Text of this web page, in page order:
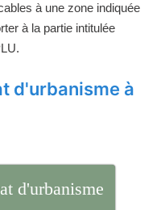
à une zone indiquée
à la partie intitulée
d'urbanisme à
d'urbanisme